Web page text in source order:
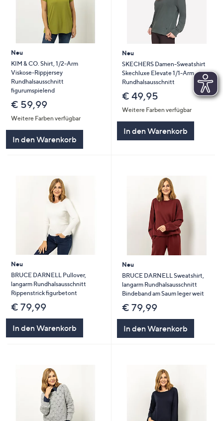
Neu
KIM & CO. Shirt, 1/2-Arm
Viskose-Rippjersey
Rundhalsausschnitt
figurumspielend
€ 59,99
Weitere Farben verfügbar
In den Warenkorb
Neu
SKECHERS Damen-Sweatshirt
Skechluxe Elevate 1/1-Arm
Rundhalsausschnitt
€ 49,95
Weitere Farben verfügbar
In den Warenkorb
Neu
BRUCE DARNELL Pullover,
langarm Rundhalsausschnitt
Rippenstrick figurbetont
€ 79,99
In den Warenkorb
Neu
BRUCE DARNELL Sweatshirt,
langarm Rundhalsausschnitt
Bindeband am Saum leger weit
€ 79,99
In den Warenkorb